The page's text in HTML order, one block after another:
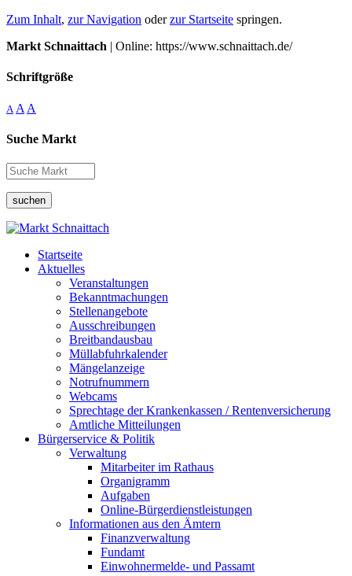
Zum Inhalt, zur Navigation oderzur Startseite springen.
Markt Schnaittach | Online: https://www.schnaittach.de/
Schriftgröße
A A A
Suche Markt
suchen
Startseite
Aktuelles
Veranstaltungen
Bekanntmachungen
Stellenangebote
Ausschreibungen
Breitbandausbau
Müllabfuhrkalender
Mängelanzeige
Notrufnummern
Webcams
Sprechtage der Krankenkassen / Rentenversicherung
Amtliche Mitteilungen
Bürgerservice & Politik
Verwaltung
Mitarbeiter im Rathaus
Organigramm
Aufgaben
Online-Bürgerdienstleistungen
Informationen aus den Ämtern
Finanzverwaltung
Fundamt
Einwohnermelde- und Passamt